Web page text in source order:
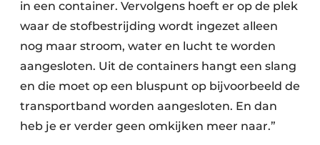
Bouw & Sloopafval
Elektronisch Afval
Glasrecyclage
in een container. Vervolgens hoeft er op de plek
waar de stofbestrijding wordt ingezet alleen
nog maar stroom, water en lucht te worden
aangesloten. Uit de containers hangt een slang
en die moet op een bluspunt op bijvoorbeeld de
transportband worden aangesloten. En dan
heb je er verder geen omkijken meer naar.”